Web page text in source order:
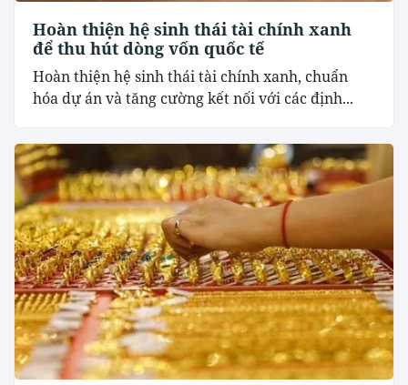
Hoàn thiện hệ sinh thái tài chính xanh
để thu hút dòng vốn quốc tế
Hoàn thiện hệ sinh thái tài chính xanh, chuẩn
hóa dự án và tăng cường kết nối với các định...